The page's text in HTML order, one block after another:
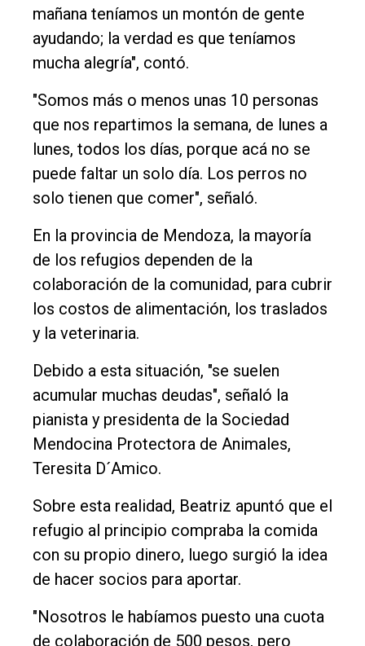
mañana teníamos un montón de gente
ayudando; la verdad es que teníamos
mucha alegría", contó.
"Somos más o menos unas 10 personas
que nos repartimos la semana, de lunes a
lunes, todos los días, porque acá no se
puede faltar un solo día. Los perros no
solo tienen que comer", señaló.
En la provincia de Mendoza, la mayoría
de los refugios dependen de la
colaboración de la comunidad, para cubrir
los costos de alimentación, los traslados
y la veterinaria.
Debido a esta situación, "se suelen
acumular muchas deudas", señaló la
pianista y presidenta de la Sociedad
Mendocina Protectora de Animales,
Teresita D´Amico.
Sobre esta realidad, Beatriz apuntó que el
refugio al principio compraba la comida
con su propio dinero, luego surgió la idea
de hacer socios para aportar.
"Nosotros le habíamos puesto una cuota
de colaboración de 500 pesos, pero